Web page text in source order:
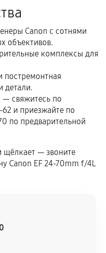
не указано в
куплены
может
если
и не имеют внешних
нашим сервисным
или
деталей
не несет.
Canon с сотнями
объективов.
комплексы для
детали.
свяжитесь по
и приезжайте по
по предварительной
щёлкает — звоните
Canon EF 24-70mm f/4L